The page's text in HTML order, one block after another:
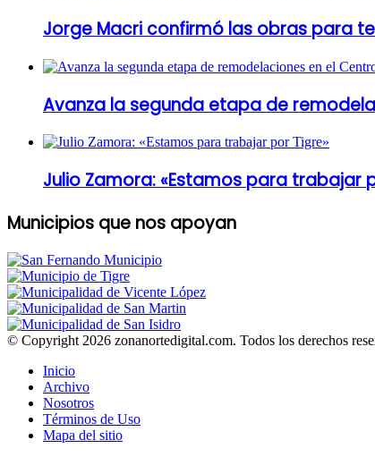
Jorge Macri confirmó las obras para
Avanza la segunda etapa de
Julio Zamora: «Estamos para trabajar
Municipios que nos apoyan
© Copyright 2026 zonanortedigital.com. Todos los derechos
Inicio
Archivo
Nosotros
Términos de Uso
Mapa del sitio